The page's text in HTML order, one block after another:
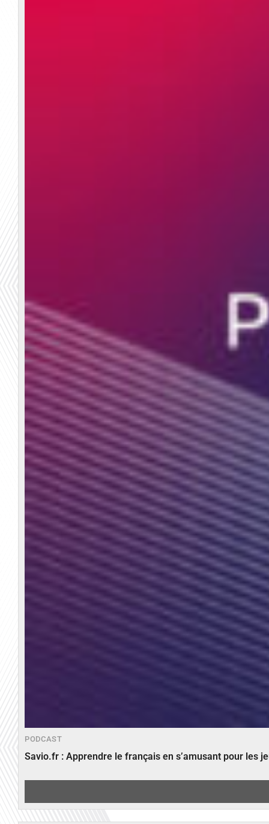
PODCAST
Savio.fr : Apprendre le français en s’amusant pour les